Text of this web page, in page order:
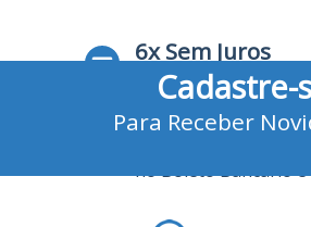
6x Sem Juros
no Cartão de Crédito
no Boleto Bancário e
Cadastre-
Para Receber